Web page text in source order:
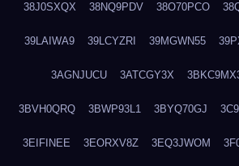
38J0SXQX 38NQ9PDV 38O70PCO
39LAIWA9 39LCYZRI 39MGWN55
3AGNJUCU 3ATCGY3X
3BVH0QRQ 3BWP93L1 3BYQ70GJ
3EIFINEE 3EORXV8Z 3EQ3JWOM